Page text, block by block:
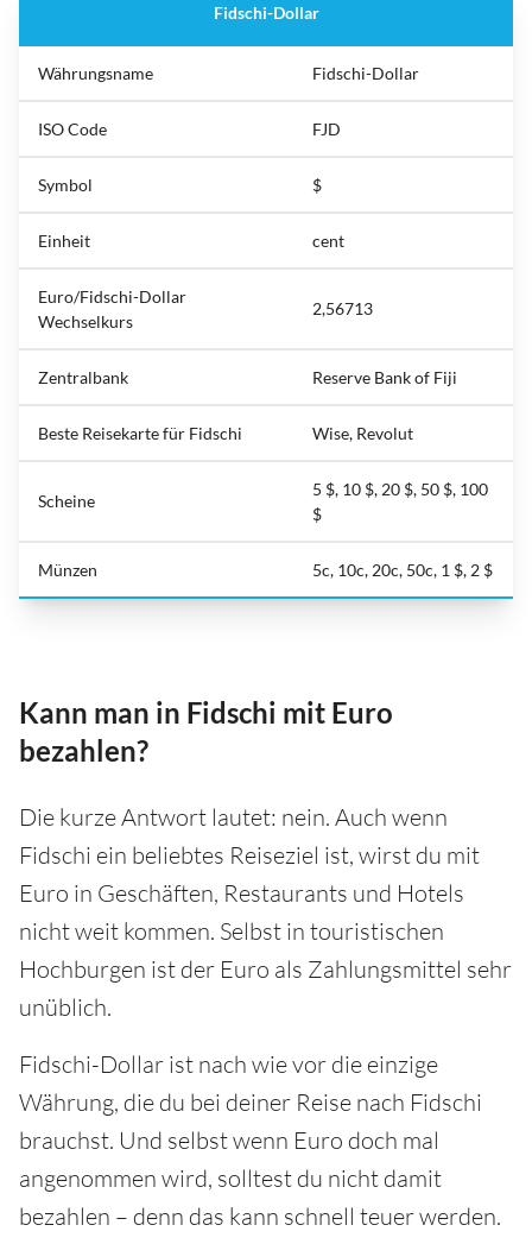
Fidschi-Dollar
Währungsname Fidschi-Dollar
ISO Code FJD
Symbol $
Einheit cent
Euro/Fidschi-Dollar
Wechselkurs
2,56713
Zentralbank Reserve Bank of Fiji
Beste Reisekarte für Fidschi Wise, Revolut
Scheine
5 $, 10 $, 20 $, 50 $, 100
$
Münzen 5c, 10c, 20c, 50c, 1 $, 2 $
Kann man in Fidschi mit Euro
bezahlen?
Die kurze Antwort lautet: nein. Auch wenn
Fidschi ein beliebtes Reiseziel ist, wirst du mit
Euro in Geschäften, Restaurants und Hotels
nicht weit kommen. Selbst in touristischen
Hochburgen ist der Euro als Zahlungsmittel sehr
unüblich.
Fidschi-Dollar ist nach wie vor die einzige
Währung, die du bei deiner Reise nach Fidschi
brauchst. Und selbst wenn Euro doch mal
angenommen wird, solltest du nicht damit
bezahlen – denn das kann schnell teuer werden.